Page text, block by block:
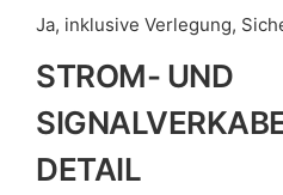
Ja, inklusive Verlegung,
STROM- UND
DETAIL